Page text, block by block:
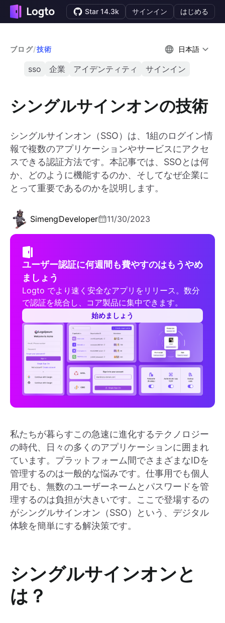
Star 14.3k サインイン はじめる
ブログ/技術 日本語
sso 企業 アイデンティティ サインイン
シングルサインオンの技術
シングルサインオン（SSO）は、1組のログイン情
報で複数のアプリケーションやサービスにアクセ
スできる認証方法です。本記事では、SSOとは何
か、どのように機能するのか、そしてなぜ企業に
とって重要であるのかを説明します。
SimengDeveloper 11/30/2023
ユーザー認証に何週間も費やすのはもうやめ
ましょう
Logto でより速く安全なアプリをリリース。数分
で認証を統合し、コア製品に集中できます。
始めましょう
私たちが暮らすこの急速に進化するテクノロジー
の時代、日々の多くのアプリケーションに囲まれ
ています。プラットフォーム間でさまざまなIDを
管理するのは一般的な悩みです。仕事用でも個人
用でも、無数のユーザーネームとパスワードを管
理するのは負担が大きいです。ここで登場するの
がシングルサインオン（SSO）という、デジタル
体験を簡単にする解決策です。
シングルサインオンと
は？